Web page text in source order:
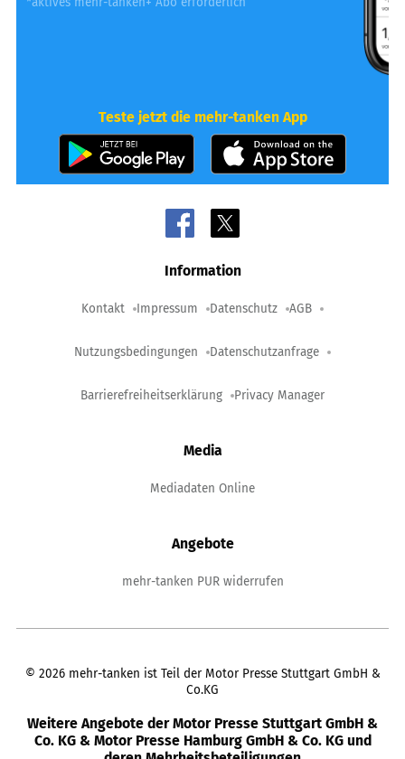
Teste jetzt die mehr-tanken App
Information
Kontakt Impressum Datenschutz AGB
Nutzungsbedingungen Datenschutzanfrage
Barrierefreiheitserklärung Privacy Manager
Media
Mediadaten Online
Angebote
mehr-tanken PUR widerrufen
© 2026 mehr-tanken ist Teil der Motor Presse Stuttgart GmbH &
Co.KG
Weitere Angebote der Motor Presse Stuttgart GmbH &
Co. KG & Motor Presse Hamburg GmbH & Co. KG und